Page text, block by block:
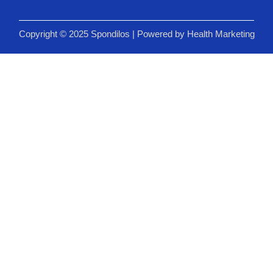
Copyright © 2025 Spondilos | Powered by Health Marketing